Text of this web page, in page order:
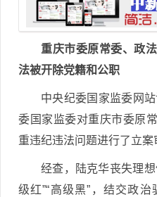
重庆市委原常委、政
法被开除党籍和公职
中央纪委国家监委网
委国家监委对重庆市委原
重违纪违法问题进行了立案
经查，陆克华丧失理
级红”“高级黑”，结交政